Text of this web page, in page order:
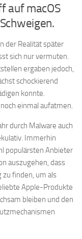
auf macOS
der Realität später
sich nur vermuten.
ergaben jedoch,
schockierend
konnte.
einmal aufatmen.
durch Malware auch
Immerhin
populärsten Anbieter
auszugehen, dass
zu finden, um als
Apple-Produkte
bleiben und den